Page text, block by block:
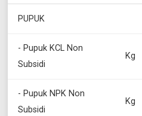
PUPUK
- Pupuk KCL Non
Subsidi
Kg
- Pupuk NPK Non
Subsidi
Kg